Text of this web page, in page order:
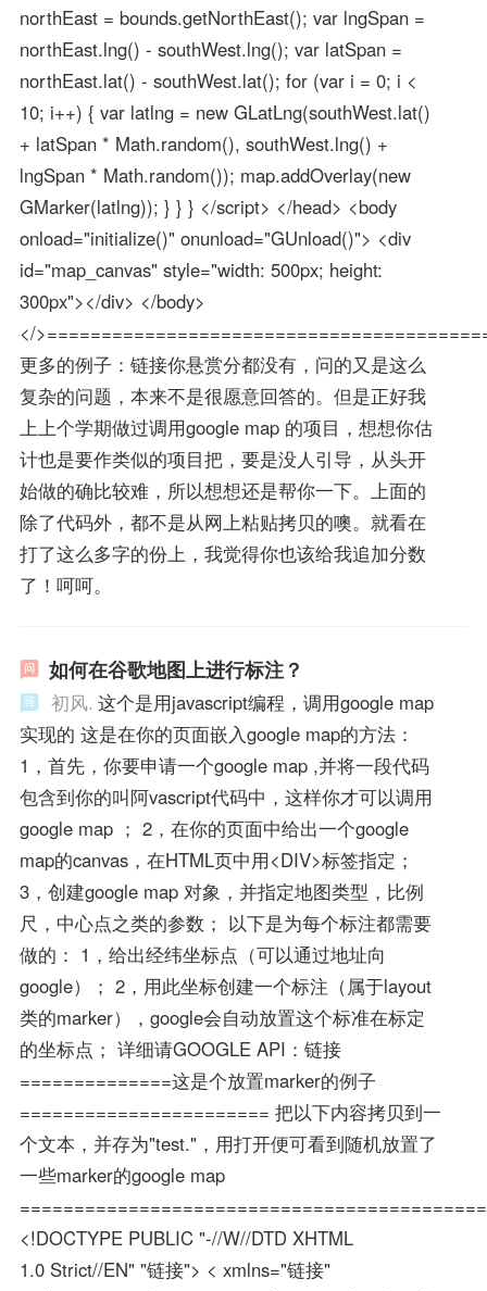
northEast = bounds.getNorthEast(); var lngSpan =
northEast.lng() - southWest.lng(); var latSpan =
northEast.lat() - southWest.lat(); for (var i = 0; i <
10; i++) { var latlng = new GLatLng(southWest.lat()
+ latSpan * Math.random(), southWest.lng() +
lngSpan * Math.random()); map.addOverlay(new
GMarker(latlng)); } } } </script> </head> <body
onload="initialize()" onunload="GUnload()"> <div
id="map_canvas" style="width: 500px; height:
300px"></div> </body>
</
更多的例子：链接你悬赏分都没有，问的又是这么
复杂的问题，本来不是很愿意回答的。但是正好我
上上个学期做过调用google map 的项目，想想你估
计也是要作类似的项目把，要是没人引导，从头开
始做的确比较难，所以想想还是帮你一下。上面的
除了代码外，都不是从网上粘贴拷贝的噢。就看在
打了这么多字的份上，我觉得你也该给我追加分数
了！呵呵。
如何在谷歌地图上进行标注？
初风. 这个是用javascript编程，调用google map
实现的 这是在你的页面嵌入google map的方法：
1，首先，你要申请一个google map ,并将一段代码
包含到你的叫阿vascript代码中，这样你才可以调用
google map ； 2，在你的页面中给出一个google
map的canvas，在HTML页中用<DIV>标签指定；
3，创建google map 对象，并指定地图类型，比例
尺，中心点之类的参数； 以下是为每个标注都需要
做的： 1，给出经纬坐标点（可以通过地址向
google）； 2，用此坐标创建一个标注（属于layout
类的marker），google会自动放置这个标准在标定
的坐标点； 详细请GOOGLE API：链接
==============这是个放置marker的例子
======================= 把以下内容拷贝到一
个文本，并存为"test."，用打开便可看到随机放置了
一些marker的google map
<!DOCTYPE PUBLIC "-//W//DTD XHTML
1.0 Strict//EN" "链接"> < xmlns="链接"